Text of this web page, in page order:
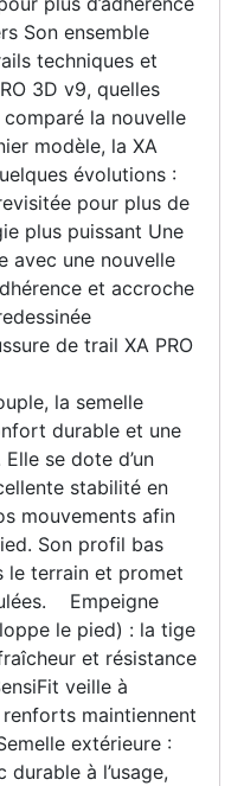
Son ensemble
techniques et
3D v9, quelles
la nouvelle
modèle, la XA
évolutions :
pour plus de
plus puissant Une
avec une nouvelle
et accroche
de trail XA PRO
la semelle
durable et une
se dote d’un
stabilité en
mouvements afin
Son profil bas
le terrain et promet
Empeigne
le pied) : la tige
et résistance
veille à
maintiennent
extérieure :
durable à l’usage,